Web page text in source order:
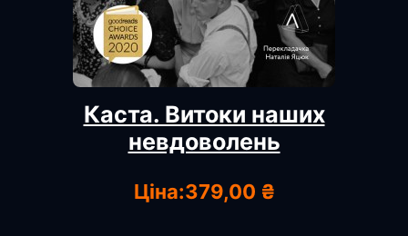
Каста. Витоки наших
невдоволень
Ціна:379,00 ₴